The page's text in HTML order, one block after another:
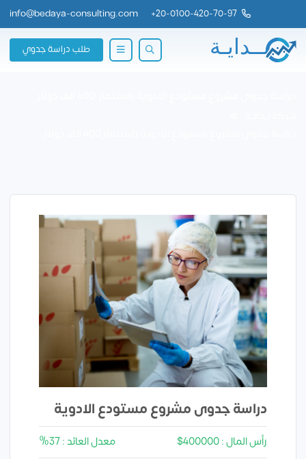
20-0100-420-70-97
+
info@bedaya-consulting.com
طلب دراسة جدوي
دراسة جدوى مشروع مستودع الادوية
رأس المال : 400000$ معدل العائد : 37%